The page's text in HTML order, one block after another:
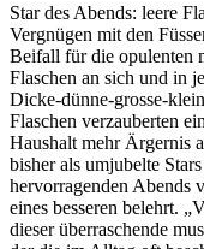
Star des Abends: leere
Vergnügen mit den
Beifall für die opulenten
Flaschen an sich und in
Dicke-dünne-grosse-
Flaschen verzauberten
Haushalt mehr Ärgernis
bisher als umjubelte
hervorragenden Abends
eines besseren belehrt.
dieser überraschende